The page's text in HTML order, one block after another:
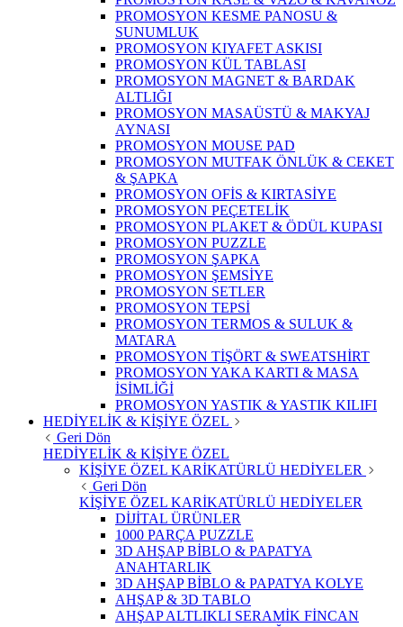
PROMOSYON KESME PANOSU &
SUNUMLUK
PROMOSYON KIYAFET ASKISI
PROMOSYON KÜL TABLASI
PROMOSYON MAGNET & BARDAK
ALTLIĞI
PROMOSYON MASAÜSTÜ & MAKYAJ
AYNASI
PROMOSYON MOUSE PAD
PROMOSYON MUTFAK ÖNLÜK & CEKET
& ŞAPKA
PROMOSYON OFİS & KIRTASİYE
PROMOSYON PEÇETELİK
PROMOSYON PLAKET & ÖDÜL KUPASI
PROMOSYON PUZZLE
PROMOSYON ŞAPKA
PROMOSYON ŞEMSİYE
PROMOSYON SETLER
PROMOSYON TEPSİ
PROMOSYON TERMOS & SULUK &
MATARA
PROMOSYON TİŞÖRT & SWEATSHİRT
PROMOSYON YAKA KARTI & MASA
İSİMLİĞİ
PROMOSYON YASTIK & YASTIK KILIFI
HEDİYELİK & KİŞİYE ÖZEL
Geri Dön
HEDİYELİK & KİŞİYE ÖZEL
KİŞİYE ÖZEL KARİKATÜRLÜ HEDİYELER
Geri Dön
KİŞİYE ÖZEL KARİKATÜRLÜ HEDİYELER
DİJİTAL ÜRÜNLER
1000 PARÇA PUZZLE
3D AHŞAP BİBLO & PAPATYA
ANAHTARLIK
3D AHŞAP BİBLO & PAPATYA KOLYE
AHŞAP & 3D TABLO
AHŞAP ALTLIKLI SERAMİK FİNCAN